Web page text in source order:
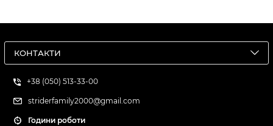
КОНТАКТИ
+38 (050) 513-33-00
striderfamily2000@gmail.com
Години роботи